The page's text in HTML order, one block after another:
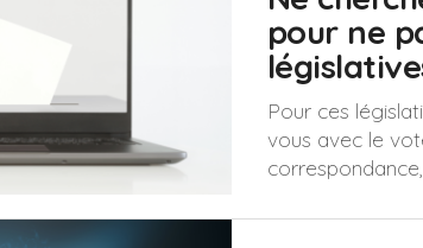
pour ne
Pour ces
vous avec le